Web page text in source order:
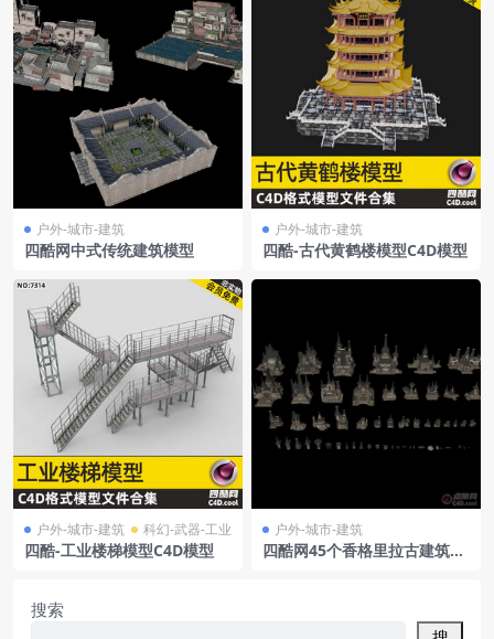
户外-城市-建筑
四酷网中式传统建筑模型
户外-城市-建筑
四酷-古代黄鹤楼模型C4D模型
户外-城市-建筑 科幻-武器-工业
四酷-工业楼梯模型C4D模型
户外-城市-建筑
四酷网45个香格里拉古建筑模
搜索